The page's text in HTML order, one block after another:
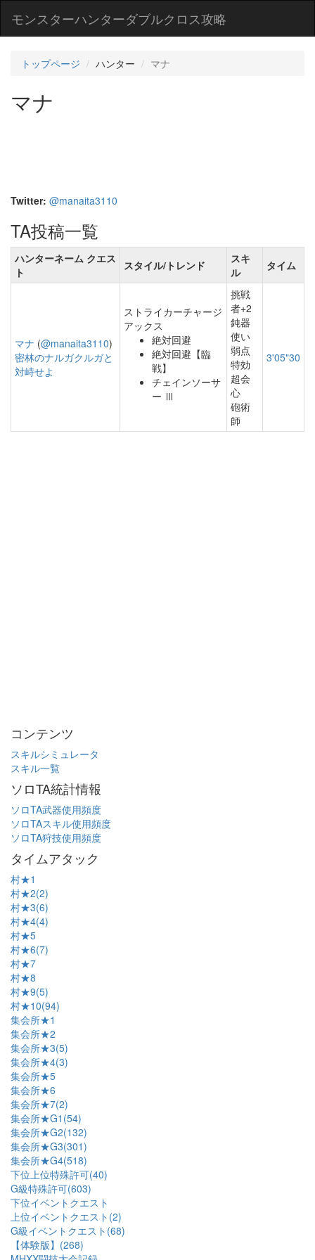
モンスターハンターダブルクロス攻略
トップページ ハンター マナ
マナ
Twitter: @manaita3110
TA投稿一覧
ハンターネーム クエス
ト
スタイル/トレンド
スキ
ル
タイム
マナ (@manaita3110)
密林のナルガクルガと
対峙せよ
ストライカーチャージ
アックス
絶対回避
絶対回避【臨
戦】
チェインソーサ
ー Ⅲ
挑戦
者+2
鈍器
使い
弱点
特効
超会
心
砲術
師
3'05"30
コンテンツ
スキルシミュレータ
スキル一覧
ソロTA統計情報
ソロTA武器使用頻度
ソロTAスキル使用頻度
ソロTA狩技使用頻度
タイムアタック
村★1
村★2(2)
村★3(6)
村★4(4)
村★5
村★6(7)
村★7
村★8
村★9(5)
村★10(94)
集会所★1
集会所★2
集会所★3(5)
集会所★4(3)
集会所★5
集会所★6
集会所★7(2)
集会所★G1(54)
集会所★G2(132)
集会所★G3(301)
集会所★G4(518)
下位上位特殊許可(40)
G級特殊許可(603)
下位イベントクエスト
上位イベントクエスト(2)
G級イベントクエスト(68)
【体験版】(268)